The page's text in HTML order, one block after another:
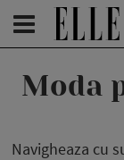
Moda
Navigheaza cu